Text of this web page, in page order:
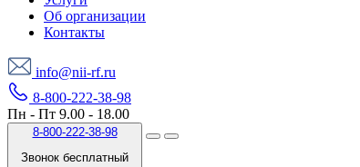
Об организации
Контакты
info@nii-rf.ru
8-800-222-38-98
Пн - Пт 9.00 - 18.00
8-800-222-38-98
Звонок бесплатный